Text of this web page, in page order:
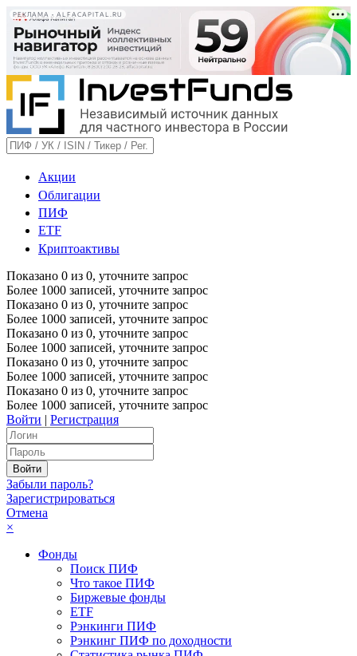
РЕКЛАМА • ALFACAPITAL.RU
Акции
Облигации
ПИФ
ETF
Криптоактивы
Показано 0 из 0, уточните запрос
Более 1000 записей, уточните запрос
Показано 0 из 0, уточните запрос
Более 1000 записей, уточните запрос
Показано 0 из 0, уточните запрос
Более 1000 записей, уточните запрос
Показано 0 из 0, уточните запрос
Более 1000 записей, уточните запрос
Показано 0 из 0, уточните запрос
Более 1000 записей, уточните запрос
Войти | Регистрация
Забыли пароль?
Зарегистрироваться
Отмена
×
Фонды
Поиск ПИФ
Что такое ПИФ
Биржевые фонды
ETF
Рэнкинги ПИФ
Рэнкинг ПИФ по доходности